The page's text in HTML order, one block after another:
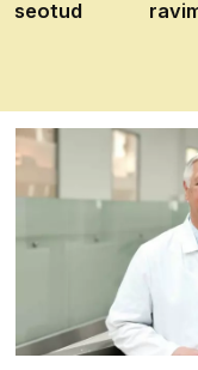
seotud